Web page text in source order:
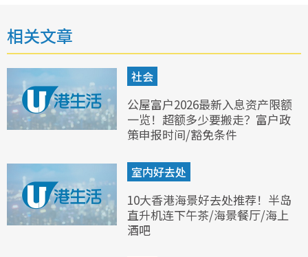
相关文章
社会
公屋富户2026最新入息资产限额
一览！超额多少要搬走？富户政
策申报时间/豁免条件
室内好去处
10大香港海景好去处推荐！半岛
直升机连下午茶/海景餐厅/海上
酒吧